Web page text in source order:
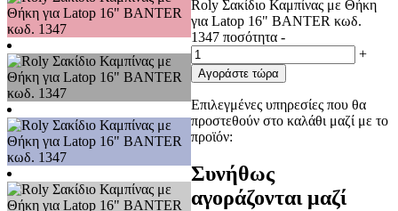
Roly Σακίδιο Καμπίνας με Θήκη
για Latop 16" BANTER κωδ.
1347 ποσότητα -
+
Αγοράστε τώρα
Επιλεγμένες υπηρεσίες που θα
προστεθούν στο καλάθι μαζί με το
προϊόν:
Συνήθως
αγοράζονται μαζί